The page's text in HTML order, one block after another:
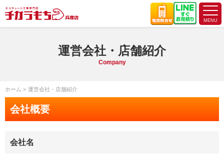
運営会社・店舗紹介
Company
ホーム 運営会社・店舗紹介
会社概要
会社名